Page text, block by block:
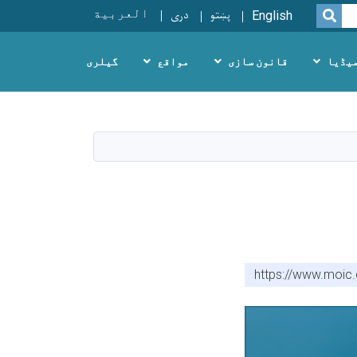
SEARCH
English پښتو دری العربية
میڈیا قانون سازی مواقع گیلری
https://